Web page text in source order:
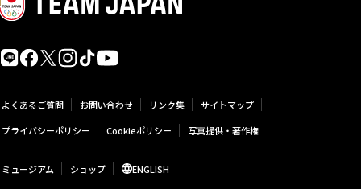
よくあるご質問 お問い合わせ リンク集
サイトマップ
プライバシーポリシー
Cookieポリシー 写真提供・著作権
ミュージアム ショップ ENGLISH